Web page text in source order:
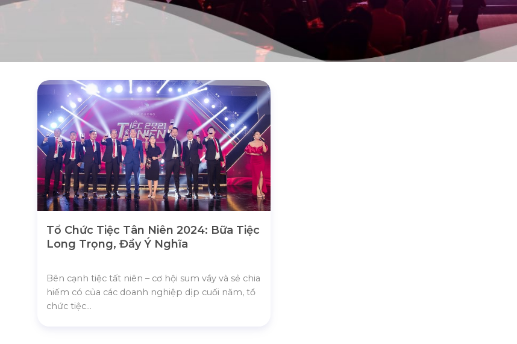
Tổ Chức Tiệc Tân Niên 2024: Bữa Tiệc
Long Trọng, Đầy Ý Nghĩa
Bên cạnh tiệc tất niên – cơ hội sum vầy và sẻ chia
hiếm có của các doanh nghiệp dịp cuối năm, tổ
chức tiệc...